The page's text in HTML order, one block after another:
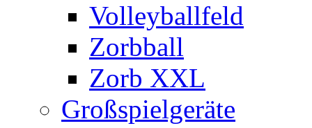
Volleyballfeld
Zorbball
Zorb XXL
Großspielgeräte